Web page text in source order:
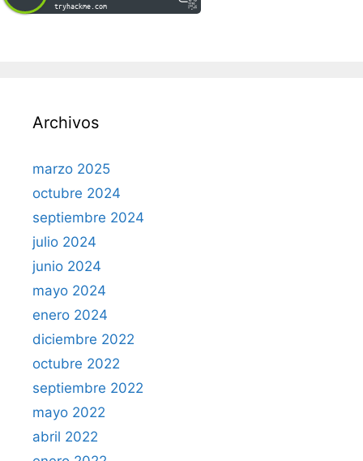
tryhackme.com
Archivos
marzo 2025
octubre 2024
septiembre 2024
julio 2024
junio 2024
mayo 2024
enero 2024
diciembre 2022
octubre 2022
septiembre 2022
mayo 2022
abril 2022